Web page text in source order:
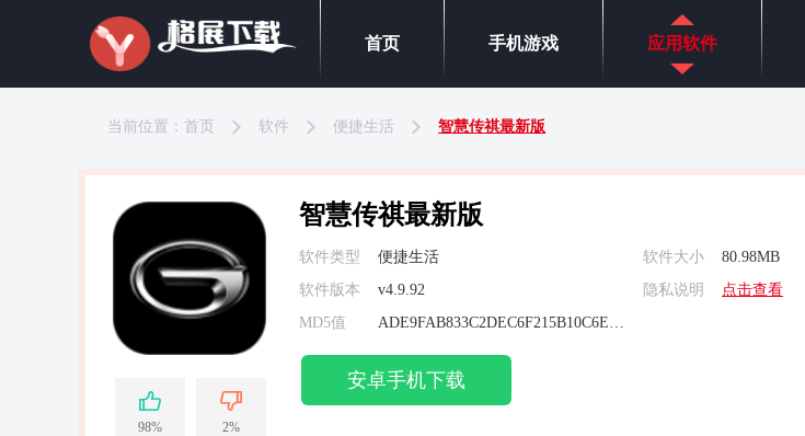
首页 手机游戏 应用软件
当前位置： 首页 软件 便捷生活 智慧传祺最新版
98% 2%
智慧传祺最新版
软件类型 便捷生活 软件大小 80.98MB
软件版本
v4.9.92 隐私说明 点击查看
MD5值
ADE9FAB833C2DEC6F215B10C6E0A3440
安卓手机下载